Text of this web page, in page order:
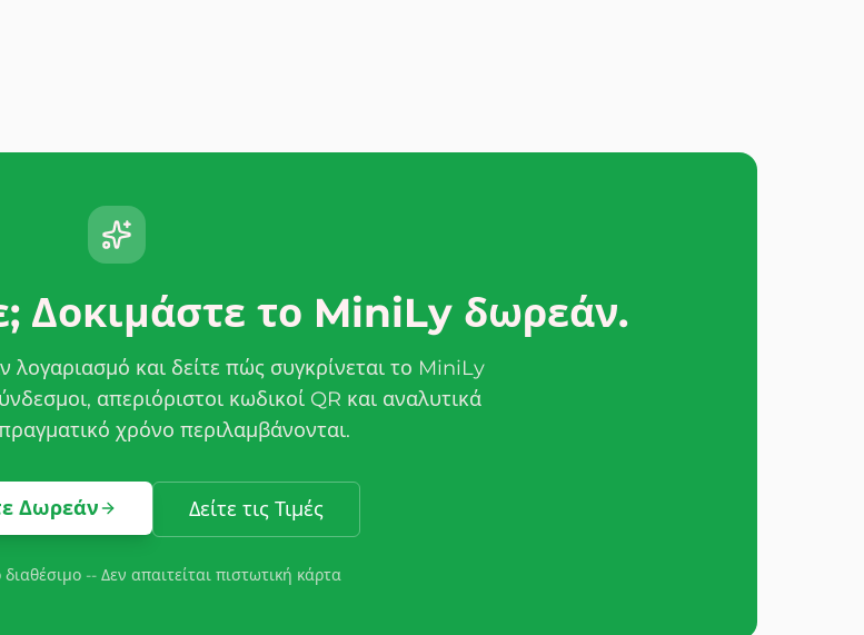
Δοκιμάστε το MiniLy δωρεάν.
λογαριασμό και δείτε πώς συγκρίνεται το MiniLy
απεριόριστοι κωδικοί QR και αναλυτικά
χρόνο περιλαμβάνονται.
Δωρεάν Δείτε τις Τιμές
-- Δεν απαιτείται πιστωτική κάρτα